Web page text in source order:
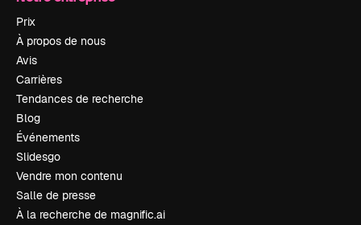
Prix
À propos de nous
Avis
Carrières
Tendances de recherche
Blog
Événements
Slidesgo
Vendre mon contenu
Salle de presse
À la recherche de magnific.ai